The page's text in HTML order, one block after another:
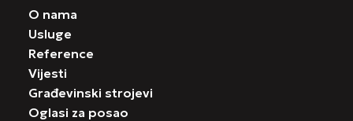
O nama
Usluge
Reference
Vijesti
Građevinski strojevi
Oglasi za posao